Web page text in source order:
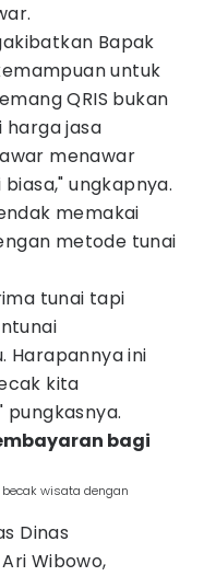
Bapak
untuk
QRIS bukan
harga jasa
menawar
ungkapnya.
memakai
metode tunai
tunai tapi
Harapannya ini
kita
pungkasnya.
bagi
wisata dengan
Dinas
Wibowo,